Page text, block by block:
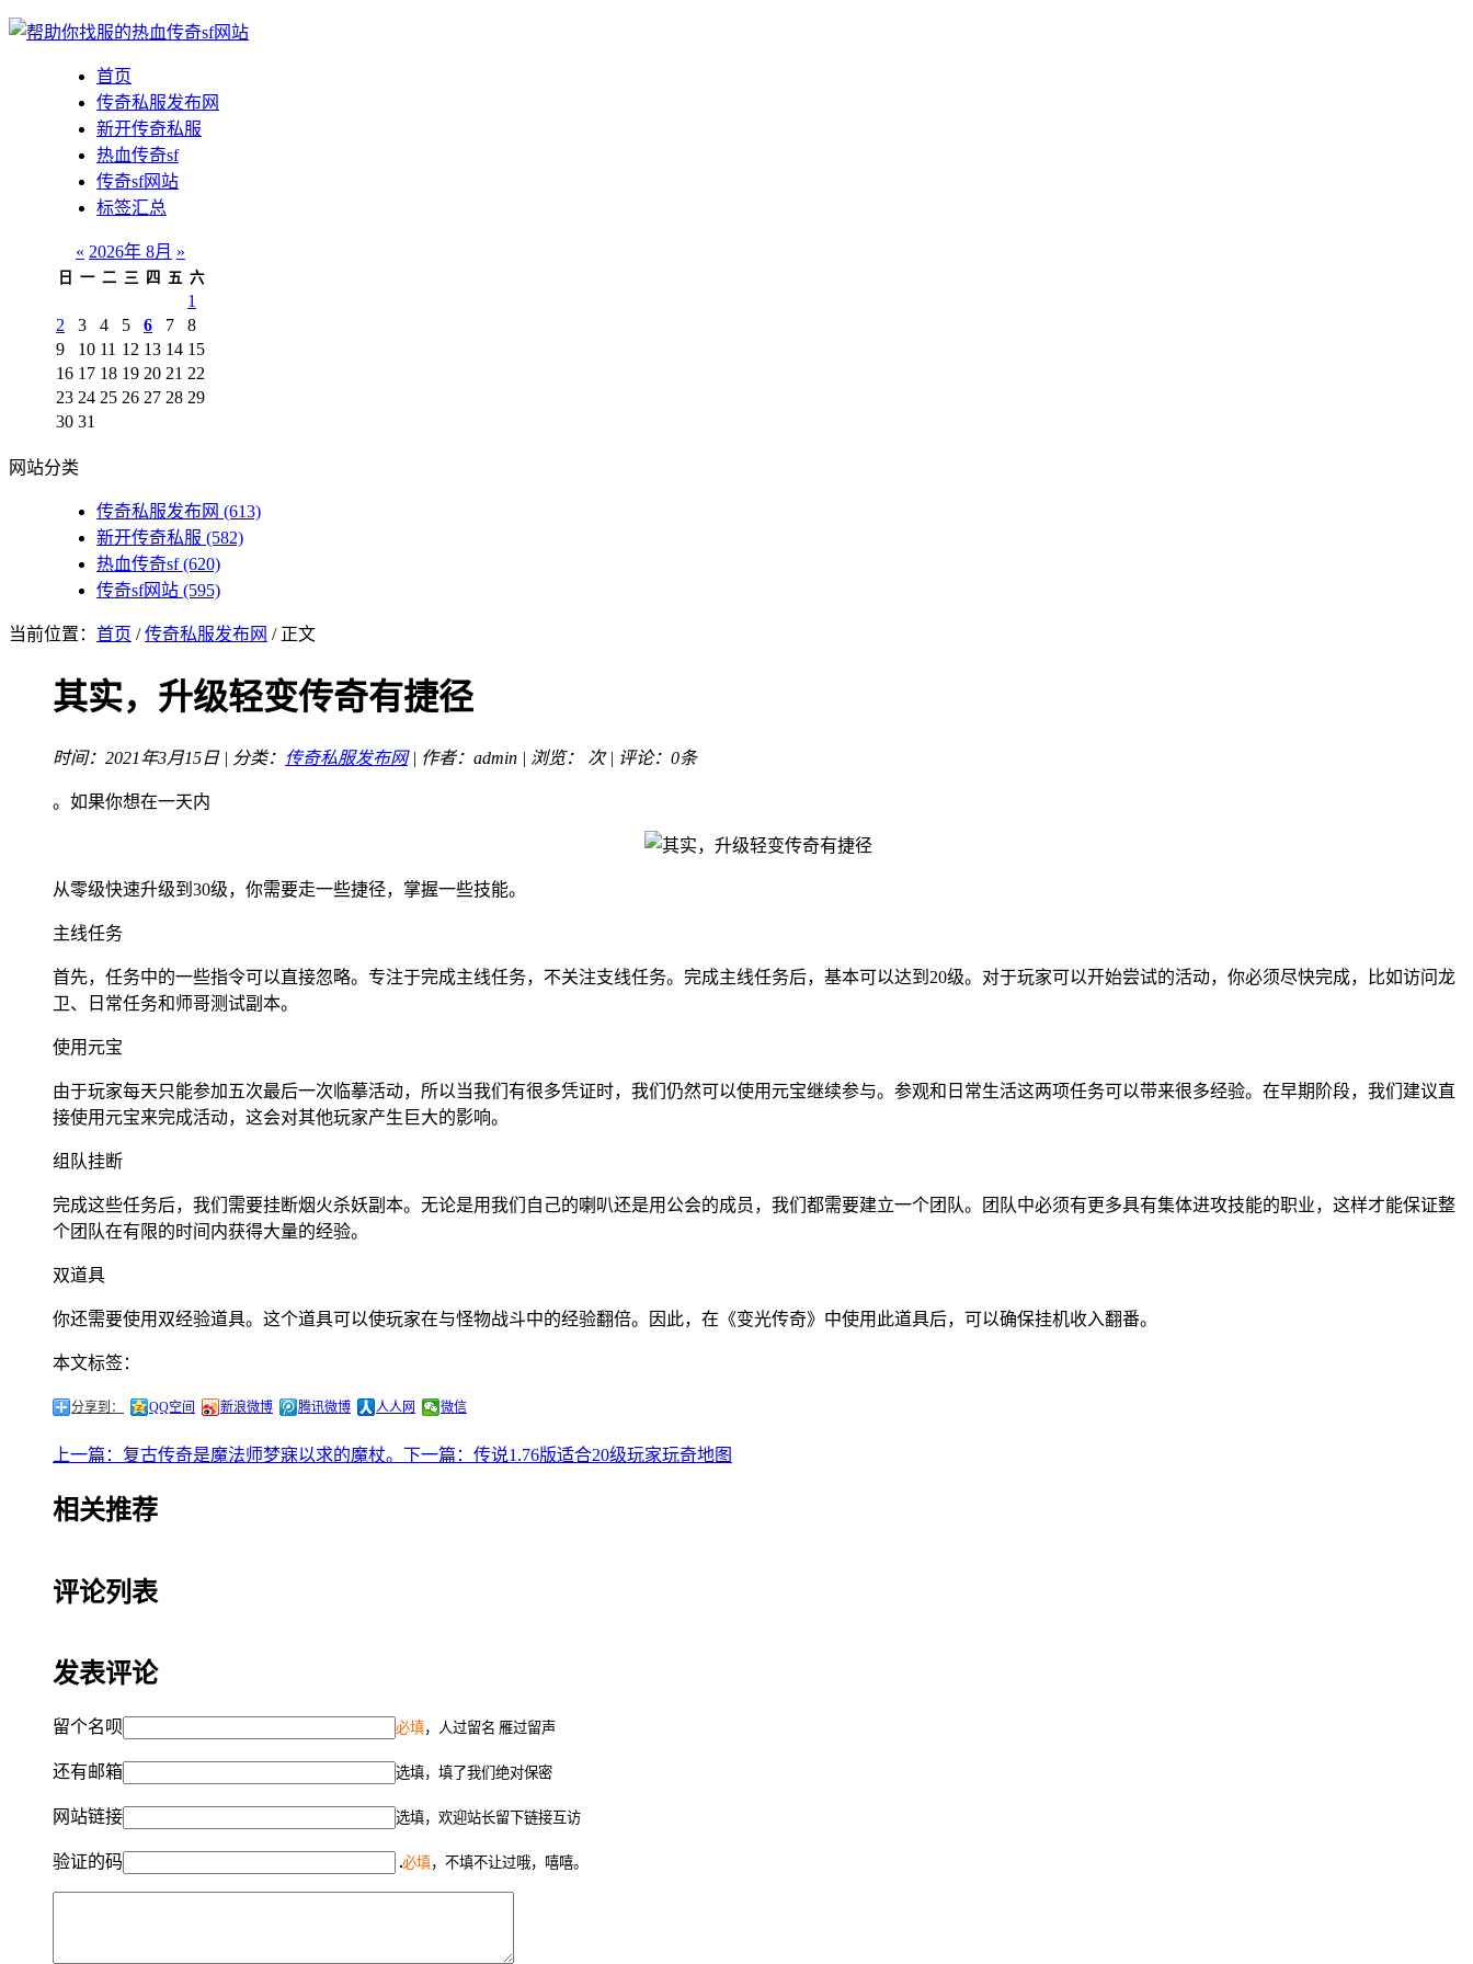
首页
传奇私服发布网
新开传奇私服
热血传奇sf
传奇sf网站
标签汇总
« 2026年 8月 »
日 一 二 三 四 五 六
1
2
3 4 5 6 7
8
9
10 11 12 13 14 15
16 17 18 19 20 21 22
23 24 25 26 27 28 29
30 31
网站分类
传奇私服发布网 (613)
新开传奇私服 (582)
热血传奇sf(620)
传奇sf网站 (595)
当前位置： 首页 /传奇私服发布网 / 正文
其实，升级轻变传奇有捷径
时间：2021年3月15日 | 分类： 传奇私服发布网| 作者：admin | 浏览： 次 | 评论：0条
。如果你想在一天内
从零级快速升级到30级，你需要走一些捷径，掌握一些技能。
主线任务
首先，任务中的一些指令可以直接忽略。专注于完成主线任务，不关注支线任务。完成主线任务后，基本可以达到20级。对于玩家可以开始尝试的活动，你必须尽快完成，比如访问龙
卫、日常任务和师哥测试副本。
使用元宝
由于玩家每天只能参加五次最后一次临摹活动，所以当我们有很多凭证时，我们仍然可以使用元宝继续参与。参观和日常生活这两项任务可以带来很多经验。在早期阶段，我们建议直
接使用元宝来完成活动，这会对其他玩家产生巨大的影响。
组队挂断
完成这些任务后，我们需要挂断烟火杀妖副本。无论是用我们自己的喇叭还是用公会的成员，我们都需要建立一个团队。团队中必须有更多具有集体进攻技能的职业，这样才能保证整
个团队在有限的时间内获得大量的经验。
双道具
你还需要使用双经验道具。这个道具可以使玩家在与怪物战斗中的经验翻倍。因此，在《变光传奇》中使用此道具后，可以确保挂机收入翻番。
本文标签：
分享到： QQ空间 新浪微博 腾讯微博 人人网 微信
上一篇：复古传奇是魔法师梦寐以求的魔杖。 下一篇：传说1.76版适合20级玩家玩奇地图
相关推荐
评论列表
发表评论
留个名呗 必填，人过留名 雁过留声
还有邮箱 选填，填了我们绝对保密
网站链接 选填，欢迎站长留下链接互访
验证的码 必填，不填不让过哦，嘻嘻。